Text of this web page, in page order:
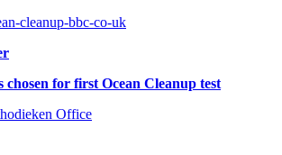
chosen for first Ocean Cleanup test